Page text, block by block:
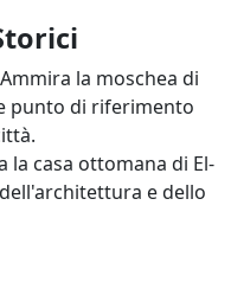
la moschea di
punto di riferimento
la casa ottomana di El-
e dello